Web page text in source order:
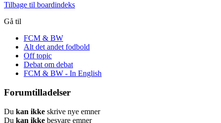
Tilbage til boardindeks
Gå til
FCM & BW
Alt det andet fodbold
Off topic
Debat om debat
FCM & BW - In English
Forumtilladelser
Du kan ikke skrive nye emner
Du kan ikke besvare emner